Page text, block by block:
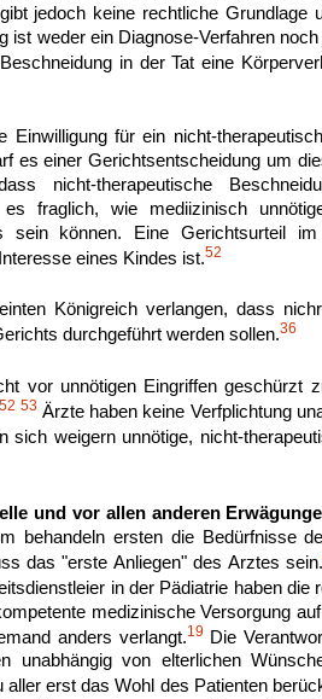
jedoch keine rechtliche Grundlage
weder ein Diagnose-Verfahren
in der Tat eine
für ein nicht-
es einer Gerichtsentscheidung um
nicht-therapeutische
fraglich, wie mediizinisch
können. Eine Gerichtsurteil im
eines Kindes ist.52
Königreich verlangen, dass
durchgeführt werden sollen.36
vor unnötigen Eingriffen geschürzt
52 53Ärzte haben keine Verfplichtung
sich weigern unnötige, nicht-
und vor allen anderen
behandeln ersten die Bedürfnisse
das "erste Anliegen" des Arztes sein.
in der Pädiatrie haben die
medizinische Versorgung
anders verlangt.19Die
unabhängig von elterlichen
erst das Wohl des Patienten